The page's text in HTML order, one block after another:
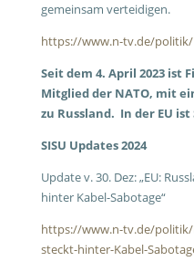
gemeinsam verteidigen.
https://www.n-tv.de/politik/
Seit dem 4. April 2023 ist
Mitglied der NATO, mit
zu Russland. In der EU ist
SISU Updates 2024
Update v. 30. Dez:„EU:
hinter Kabel-Sabotage“
https://www.n-tv.de/politik/
steckt-hinter-Kabel-